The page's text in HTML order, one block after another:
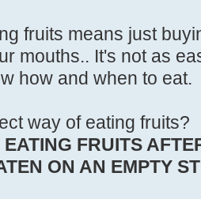
fruits means just
mouths.. It's not as
how and when to eat.
way of eating fruits?
FRUITS
ON AN EMPTY